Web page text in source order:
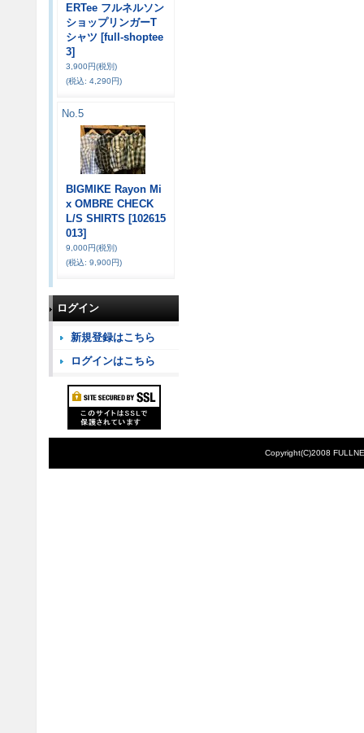
ERTee フルネルソン
ショップリンガーT
シャツ [full-shoptee
3]
3,900円(税別)
(税込: 4,290円)
No.5
BIGMIKE Rayon Mi
x OMBRE CHECK
L/S SHIRTS [102615
013]
9,000円(税別)
(税込: 9,900円)
ログイン
新規登録はこちら
ログインはこちら
Copyright(C)2008